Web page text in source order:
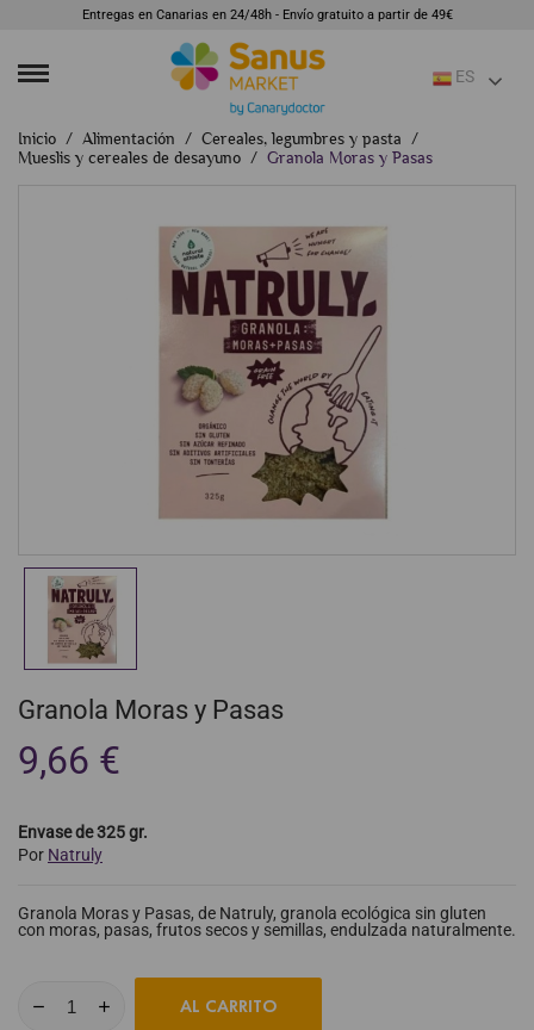
Entregas en Canarias en 24/48h - Envío gratuito a partir de 49€
ES
Inicio Alimentación
Cereales, legumbres y pasta
Mueslis y cereales de desayuno
Granola Moras y Pasas
Granola Moras y Pasas
9,66 €
Envase de 325 gr.
Por Natruly
Granola Moras y Pasas, de Natruly, granola ecológica sin gluten
con moras, pasas, frutos secos y semillas, endulzada naturalmente.
AL CARRITO